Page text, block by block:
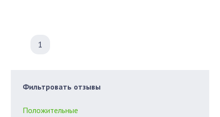
1
Фильтровать отзывы
Положительные